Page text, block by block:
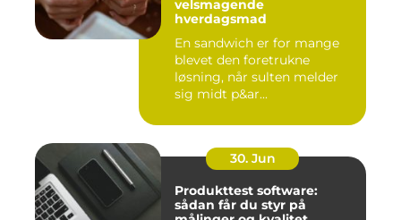
velsmagende
hverdagsmad
En sandwich er for mange
blevet den foretrukne
løsning, når sulten melder
sig midt p&ar...
30. Jun
Produkttest software:
sådan får du styr på